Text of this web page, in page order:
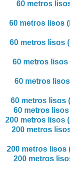
60 metros
60 metros lisos
60 metros lisos
60 metros lisos
60 metros lisos
60 metros lisos
60 metros lisos
200 metros lisos
200 metros
200 metros lisos
200 metros